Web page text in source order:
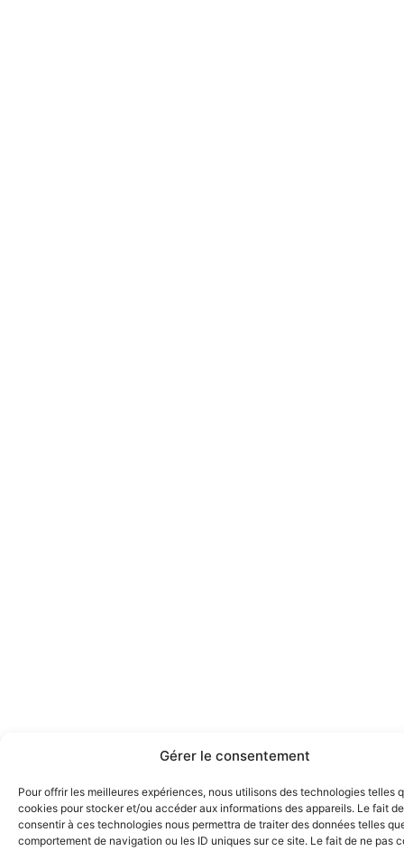
Gérer le consentement
Pour offrir les meilleures expériences, nous utilisons des technologies telles
cookies pour stocker et/ou accéder aux informations des appareils. Le fait de
consentir à ces technologies nous permettra de traiter des données telles
comportement de navigation ou les ID uniques sur ce site. Le fait de ne pas